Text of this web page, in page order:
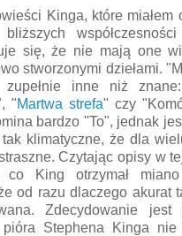
Kinga, które miałem
się, że nie mają one
stworzonymi dziełami.
inne niż
"Martwa strefa" czy
bardzo "To", jednak
tak klimatyczne, że dla
Czytając opisy w
King otrzymał
od razu dlaczego akurat
Zdecydowanie
pióra Stephena Kinga nie